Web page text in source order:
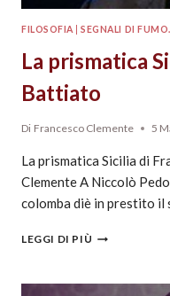
FILOSOFIA |SEGNALI DI
La prismatica
Battiato
Di Francesco Clemente 5
La prismatica Sicilia di
Clemente A Niccolò
colomba diè in prestito il
LEGGI DI PIÙ